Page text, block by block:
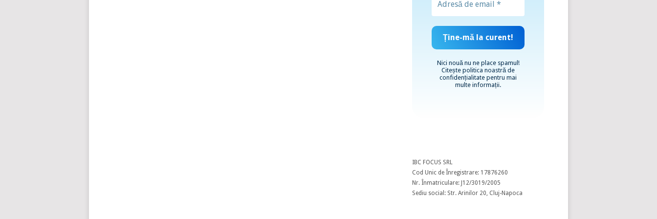
Nici nouă nu ne place spamul!
Citește politica noastră de
confidențialitate pentru mai
multe informații.
IBC FOCUS SRL
Cod Unic de Înregistrare: 17876260
Nr. Înmatriculare: J12/3019/2005
Sediu social: Str. Arinilor 20, Cluj-Napoca